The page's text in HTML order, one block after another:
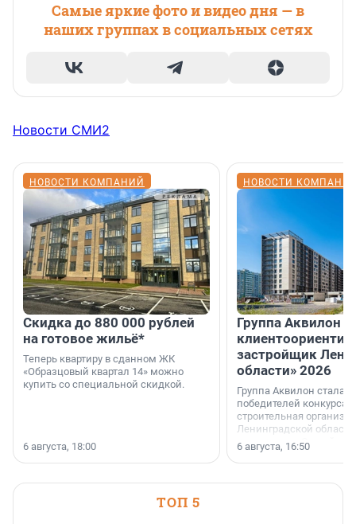
Самые яркие фото и видео дня — в
наших группах в социальных сетях
Новости СМИ2
НОВОСТИ КОМПАНИЙ
Скидка до 880 000 рублей
на готовое жильё*
Теперь квартиру в сданном ЖК
«Образцовый квартал 14» можно
купить со специальной скидкой.
6 августа, 18:00
НОВОСТИ
Группа Аквилон
застройщик
области» 2026
Группа Аквилон стала
победителей конкурса
строительная
Ленинградской области
номинации «Самый
застройщик
области».
6 августа, 16:50
ТОП 5